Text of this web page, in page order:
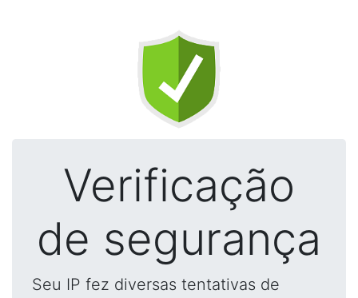
Verificação
de segurança
Seu IP fez diversas tentativas de